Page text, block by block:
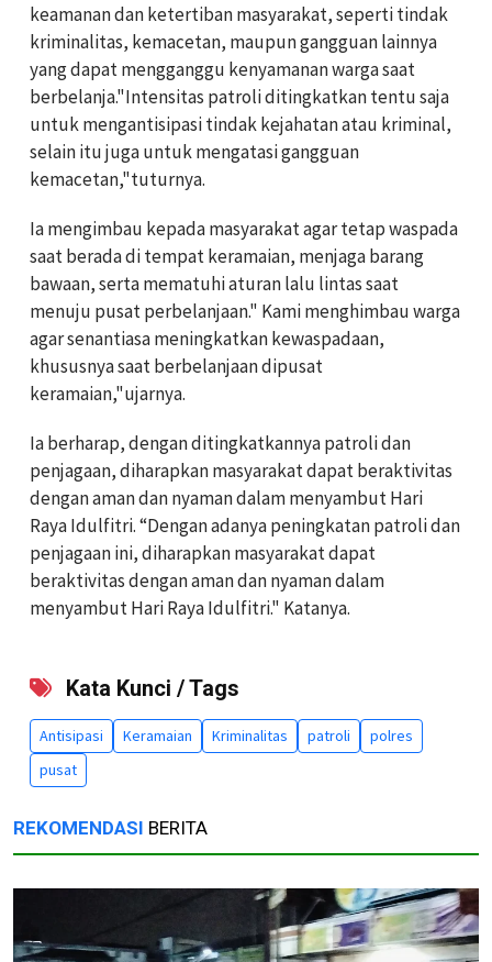
keamanan dan ketertiban masyarakat, seperti tindak
kriminalitas, kemacetan, maupun gangguan lainnya
yang dapat mengganggu kenyamanan warga saat
berbelanja."Intensitas patroli ditingkatkan tentu saja
untuk mengantisipasi tindak kejahatan atau kriminal,
selain itu juga untuk mengatasi gangguan
kemacetan,"tuturnya.
Ia mengimbau kepada masyarakat agar tetap waspada
saat berada di tempat keramaian, menjaga barang
bawaan, serta mematuhi aturan lalu lintas saat
menuju pusat perbelanjaan." Kami menghimbau warga
agar senantiasa meningkatkan kewaspadaan,
khususnya saat berbelanjaan dipusat
keramaian,"ujarnya.
Ia berharap, dengan ditingkatkannya patroli dan
penjagaan, diharapkan masyarakat dapat beraktivitas
dengan aman dan nyaman dalam menyambut Hari
Raya Idulfitri. “Dengan adanya peningkatan patroli dan
penjagaan ini, diharapkan masyarakat dapat
beraktivitas dengan aman dan nyaman dalam
menyambut Hari Raya Idulfitri." Katanya.
Kata Kunci / Tags
Antisipasi Keramaian Kriminalitas patroli
polres
pusat
REKOMENDASI BERITA